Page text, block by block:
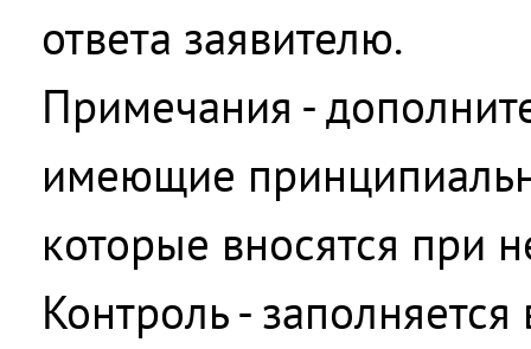
ответа заявителю.
Примечания -
имеющие
которые вносятся при
Контроль -